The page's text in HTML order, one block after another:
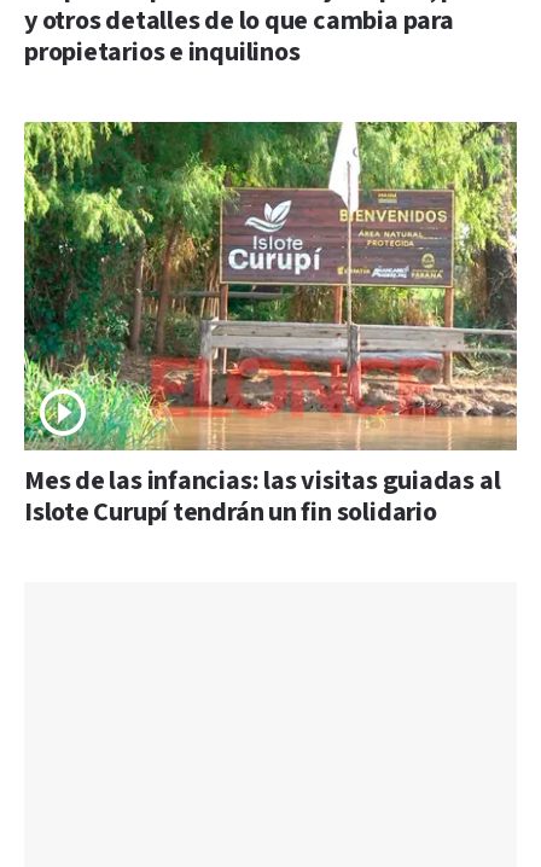
y otros detalles de lo que cambia para
propietarios e inquilinos
Mes de las infancias: las visitas guiadas al
Islote Curupí tendrán un fin solidario